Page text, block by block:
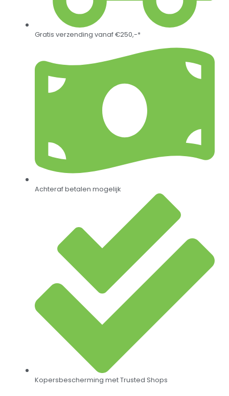
Gratis verzending vanaf €250,-*
Achteraf betalen mogelijk
Kopersbescherming met Trusted Shops